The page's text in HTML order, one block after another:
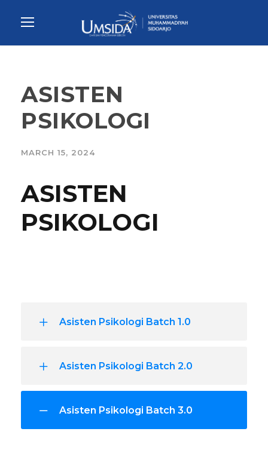
ASISTEN
PSIKOLOGI
MARCH 15, 2024
ASISTEN
PSIKOLOGI
Asisten Psikologi Batch 1.0
Asisten Psikologi Batch 2.0
Asisten Psikologi Batch 3.0